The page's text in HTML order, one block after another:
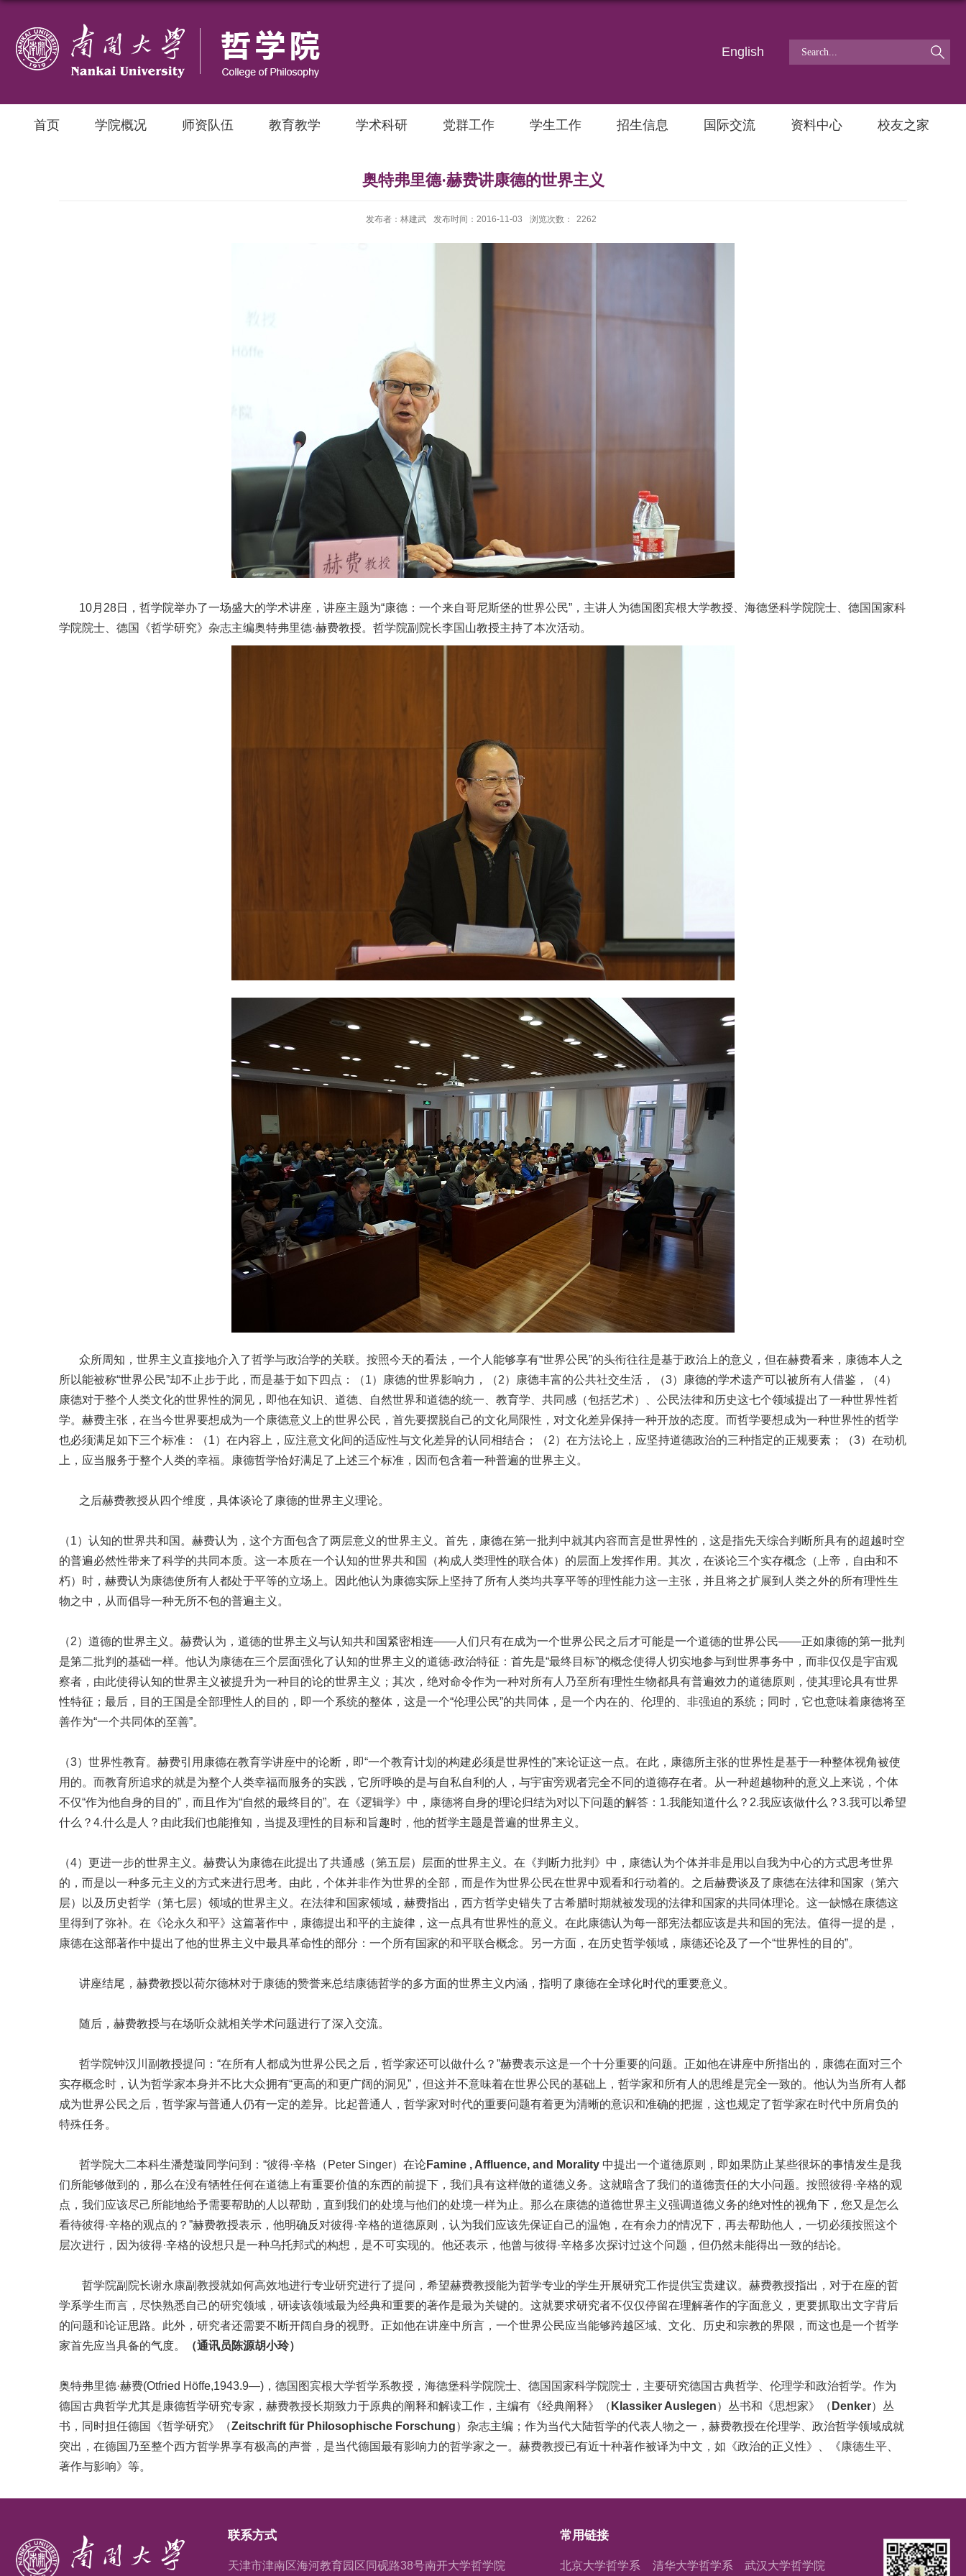
English
首页 学院概况 师资队伍 教育教学 学术科研 党群工作 学生工作 招生信息 国际交流 资料中心 校友之家
奥特弗里德·赫费讲康德的世界主义
发布者：林建武 发布时间：2016-11-03 浏览次数： 2262
10月28日，哲学院举办了一场盛大的学术讲座，讲座主题为“康德：一个来自哥尼斯堡的世界公民”，主讲人为德国图宾根大学教授、海德堡科学院院士、德国国家科
学院院士、德国《哲学研究》杂志主编奥特弗里德·赫费教授。哲学院副院长李国山教授主持了本次活动。
众所周知，世界主义直接地介入了哲学与政治学的关联。按照今天的看法，一个人能够享有“世界公民”的头衔往往是基于政治上的意义，但在赫费看来，康德本人之
所以能被称“世界公民”却不止步于此，而是基于如下四点：（1）康德的世界影响力，（2）康德丰富的公共社交生活，（3）康德的学术遗产可以被所有人借鉴，（4）
康德对于整个人类文化的世界性的洞见，即他在知识、道德、自然世界和道德的统一、教育学、共同感（包括艺术）、公民法律和历史这七个领域提出了一种世界性哲
学。赫费主张，在当今世界要想成为一个康德意义上的世界公民，首先要摆脱自己的文化局限性，对文化差异保持一种开放的态度。而哲学要想成为一种世界性的哲学
也必须满足如下三个标准：（1）在内容上，应注意文化间的适应性与文化差异的认同相结合；（2）在方法论上，应坚持道德政治的三种指定的正规要素；（3）在动机
上，应当服务于整个人类的幸福。康德哲学恰好满足了上述三个标准，因而包含着一种普遍的世界主义。
之后赫费教授从四个维度，具体谈论了康德的世界主义理论。
（1）认知的世界共和国。赫费认为，这个方面包含了两层意义的世界主义。首先，康德在第一批判中就其内容而言是世界性的，这是指先天综合判断所具有的超越时空
的普遍必然性带来了科学的共同本质。这一本质在一个认知的世界共和国（构成人类理性的联合体）的层面上发挥作用。其次，在谈论三个实存概念（上帝，自由和不
朽）时，赫费认为康德使所有人都处于平等的立场上。因此他认为康德实际上坚持了所有人类均共享平等的理性能力这一主张，并且将之扩展到人类之外的所有理性生
物之中，从而倡导一种无所不包的普遍主义。
（2）道德的世界主义。赫费认为，道德的世界主义与认知共和国紧密相连——人们只有在成为一个世界公民之后才可能是一个道德的世界公民——正如康德的第一批判
是第二批判的基础一样。他认为康德在三个层面强化了认知的世界主义的道德-政治特征：首先是“最终目标”的概念使得人切实地参与到世界事务中，而非仅仅是宇宙观
察者，由此使得认知的世界主义被提升为一种目的论的世界主义；其次，绝对命令作为一种对所有人乃至所有理性生物都具有普遍效力的道德原则，使其理论具有世界
性特征；最后，目的王国是全部理性人的目的，即一个系统的整体，这是一个“伦理公民”的共同体，是一个内在的、伦理的、非强迫的系统；同时，它也意味着康德将至
善作为“一个共同体的至善”。
（3）世界性教育。赫费引用康德在教育学讲座中的论断，即“一个教育计划的构建必须是世界性的”来论证这一点。在此，康德所主张的世界性是基于一种整体视角被使
用的。而教育所追求的就是为整个人类幸福而服务的实践，它所呼唤的是与自私自利的人，与宇宙旁观者完全不同的道德存在者。从一种超越物种的意义上来说，个体
不仅“作为他自身的目的”，而且作为“自然的最终目的”。在《逻辑学》中，康德将自身的理论归结为对以下问题的解答：1.我能知道什么？2.我应该做什么？3.我可以希望
什么？4.什么是人？由此我们也能推知，当提及理性的目标和旨趣时，他的哲学主题是普遍的世界主义。
（4）更进一步的世界主义。赫费认为康德在此提出了共通感（第五层）层面的世界主义。在《判断力批判》中，康德认为个体并非是用以自我为中心的方式思考世界
的，而是以一种多元主义的方式来进行思考。由此，个体并非作为世界的全部，而是作为世界公民在世界中观看和行动着的。之后赫费谈及了康德在法律和国家（第六
层）以及历史哲学（第七层）领域的世界主义。在法律和国家领域，赫费指出，西方哲学史错失了古希腊时期就被发现的法律和国家的共同体理论。这一缺憾在康德这
里得到了弥补。在《论永久和平》这篇著作中，康德提出和平的主旋律，这一点具有世界性的意义。在此康德认为每一部宪法都应该是共和国的宪法。值得一提的是，
康德在这部著作中提出了他的世界主义中最具革命性的部分：一个所有国家的和平联合概念。另一方面，在历史哲学领域，康德还论及了一个“世界性的目的”。
讲座结尾，赫费教授以荷尔德林对于康德的赞誉来总结康德哲学的多方面的世界主义内涵，指明了康德在全球化时代的重要意义。
随后，赫费教授与在场听众就相关学术问题进行了深入交流。
哲学院钟汉川副教授提问：“在所有人都成为世界公民之后，哲学家还可以做什么？”赫费表示这是一个十分重要的问题。正如他在讲座中所指出的，康德在面对三个
实存概念时，认为哲学家本身并不比大众拥有“更高的和更广阔的洞见”，但这并不意味着在世界公民的基础上，哲学家和所有人的思维是完全一致的。他认为当所有人都
成为世界公民之后，哲学家与普通人仍有一定的差异。比起普通人，哲学家对时代的重要问题有着更为清晰的意识和准确的把握，这也规定了哲学家在时代中所肩负的
特殊任务。
哲学院大二本科生潘楚璇同学问到：“彼得·辛格（Peter Singer）在论Famine , Affluence, and Morality 中提出一个道德原则，即如果防止某些很坏的事情发生是我
们所能够做到的，那么在没有牺牲任何在道德上有重要价值的东西的前提下，我们具有这样做的道德义务。这就暗含了我们的道德责任的大小问题。按照彼得·辛格的观
点，我们应该尽己所能地给予需要帮助的人以帮助，直到我们的处境与他们的处境一样为止。那么在康德的道德世界主义强调道德义务的绝对性的视角下，您又是怎么
看待彼得·辛格的观点的？”赫费教授表示，他明确反对彼得·辛格的道德原则，认为我们应该先保证自己的温饱，在有余力的情况下，再去帮助他人，一切必须按照这个
层次进行，因为彼得·辛格的设想只是一种乌托邦式的构想，是不可实现的。他还表示，他曾与彼得·辛格多次探讨过这个问题，但仍然未能得出一致的结论。
哲学院副院长谢永康副教授就如何高效地进行专业研究进行了提问，希望赫费教授能为哲学专业的学生开展研究工作提供宝贵建议。赫费教授指出，对于在座的哲
学系学生而言，尽快熟悉自己的研究领域，研读该领域最为经典和重要的著作是最为关键的。这就要求研究者不仅仅停留在理解著作的字面意义，更要抓取出文字背后
的问题和论证思路。此外，研究者还需要不断开阔自身的视野。正如他在讲座中所言，一个世界公民应当能够跨越区域、文化、历史和宗教的界限，而这也是一个哲学
家首先应当具备的气度。
（通讯员陈源胡小玲）
奥特弗里德·赫费(Otfried Höffe,1943.9—)，德国图宾根大学哲学系教授，海德堡科学院院士、德国国家科学院院士，主要研究德国古典哲学、伦理学和政治哲学。作为
德国古典哲学尤其是康德哲学研究专家，赫费教授长期致力于原典的阐释和解读工作，主编有《经典阐释》（ Klassiker Auslegen）丛书和《思想家》（ Denker）丛
书，同时担任德国《哲学研究》（Zeitschrift für Philosophische Forschung）杂志主编；作为当代大陆哲学的代表人物之一，赫费教授在伦理学、政治哲学领域成就
突出，在德国乃至整个西方哲学界享有极高的声誉，是当代德国最有影响力的哲学家之一。赫费教授已有近十种著作被译为中文，如《政治的正义性》、《康德生平、
著作与影响》等。
联系方式
天津市津南区海河教育园区同砚路38号南开大学哲学院
常用链接
北京大学哲学系 清华大学哲学系 武汉大学哲学院